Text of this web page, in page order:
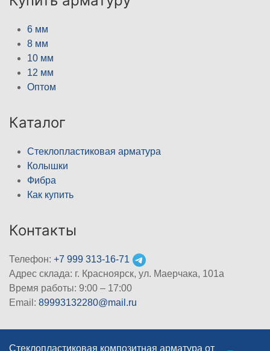
6 мм
8 мм
10 мм
12 мм
Оптом
Каталог
Стеклопластиковая арматура
Колышки
Фибра
Как купить
Контакты
Телефон: +7 999 313-16-71
Адрес склада: г. Красноярск, ул. Маерчака, 101а
Время работы: 9:00 – 17:00
Email: 89993132280@mail.ru
Стеклопластиковая композитная арматура от